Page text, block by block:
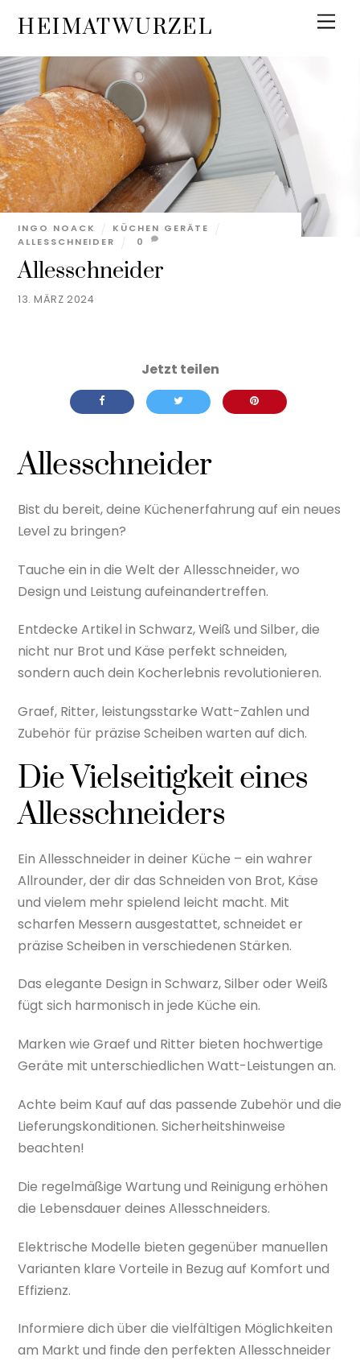
content
HEIMATWURZEL
13. MÄRZ 2024
Allesschneider
INGO NOACK
KÜCHEN GERÄTE
ALLESSCHNEIDER
0
Allesschneider
Bist du bereit, deine Küchenerfahrung auf ein neues
Level zu bringen?
Tauche ein in die Welt der Allesschneider, wo
Design und Leistung aufeinandertreffen.
Entdecke Artikel in Schwarz, Weiß und Silber, die
nicht nur Brot und Käse perfekt schneiden,
sondern auch dein Kocherlebnis revolutionieren.
Graef, Ritter, leistungsstarke Watt-Zahlen und
Zubehör für präzise Scheiben warten auf dich.
Die Vielseitigkeit eines
Allesschneiders
Ein Allesschneider in deiner Küche – ein wahrer
Allrounder, der dir das Schneiden von Brot, Käse
und vielem mehr spielend leicht macht. Mit
scharfen Messern ausgestattet, schneidet er
präzise Scheiben in verschiedenen Stärken.
Das elegante Design in Schwarz, Silber oder Weiß
fügt sich harmonisch in jede Küche ein.
Marken wie Graef und Ritter bieten hochwertige
Geräte mit unterschiedlichen Watt-Leistungen an.
Achte beim Kauf auf das passende Zubehör und die
Lieferungskonditionen. Sicherheitshinweise
beachten!
Die regelmäßige Wartung und Reinigung erhöhen
die Lebensdauer deines Allesschneiders.
Elektrische Modelle bieten gegenüber manuellen
Varianten klare Vorteile in Bezug auf Komfort und
Effizienz.
Informiere dich über die vielfältigen Möglichkeiten
am Markt und finde den perfekten Allesschneider